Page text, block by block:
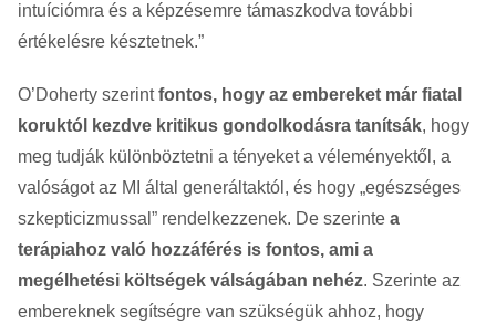
intuíciómra és a képzésemre támaszkodva további
értékelésre késztetnek.”
O’Doherty szerintfontos, hogy az embereket már fiatal
koruktól kezdve kritikus gondolkodásra tanítsák, hogy
meg tudják különböztetni a tényeket a véleményektől, a
valóságot az MI által generáltaktól, és hogy „egészséges
szkepticizmussal” rendelkezzenek. De szerinte a
terápiahoz való hozzáférés is fontos, ami a
megélhetési költségek válságában nehéz. Szerinte az
embereknek segítségre van szükségük ahhoz, hogy